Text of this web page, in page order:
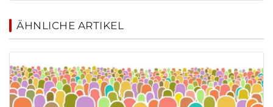
ÄHNLICHE ARTIKEL